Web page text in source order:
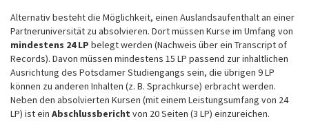
Alternativ besteht die Möglichkeit, einen Auslandsaufenthalt an einer
Partneruniversität zu absolvieren. Dort müssen Kurse im Umfang von
mindestens 24 LP belegt werden (Nachweis über ein Transcript of
Records). Davon müssen mindestens 15 LP passend zur inhaltlichen
Ausrichtung des Potsdamer Studiengangs sein, die übrigen 9 LP
können zu anderen Inhalten (z. B. Sprachkurse) erbracht werden.
Neben den absolvierten Kursen (mit einem Leistungsumfang von 24
LP) ist ein Abschlussbericht von 20 Seiten (3 LP) einzureichen.